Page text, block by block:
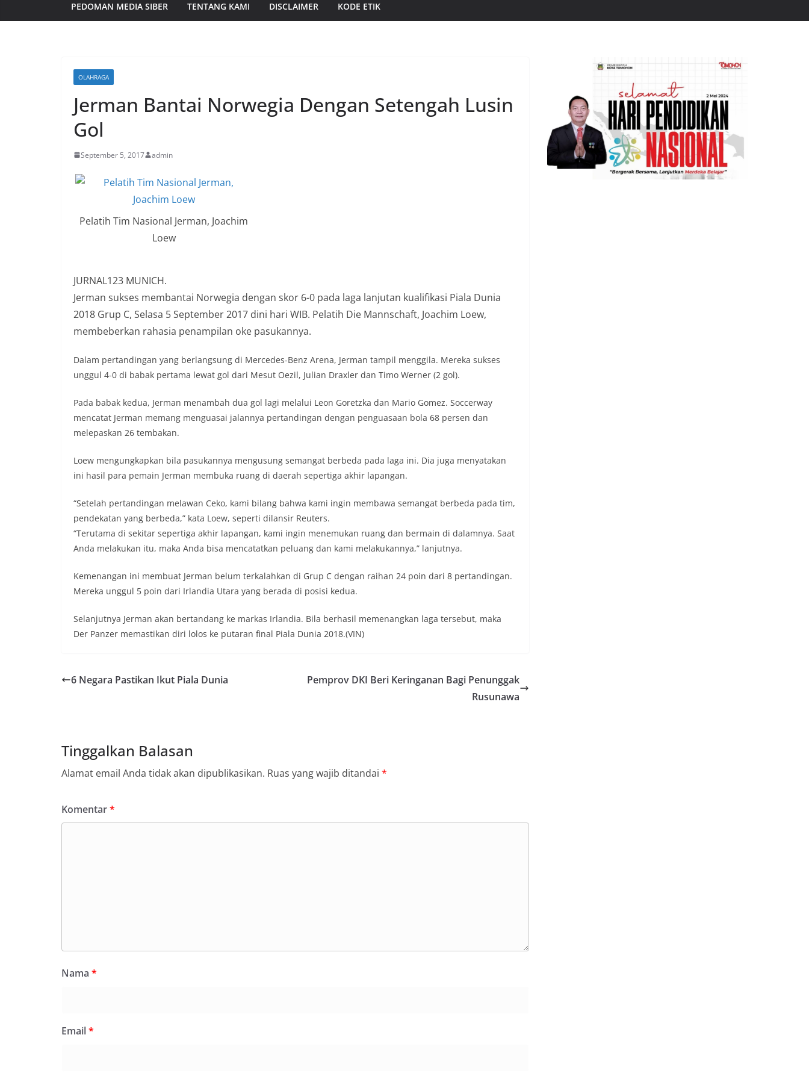
PEDOMAN MEDIA SIBER TENTANG KAMI DISCLAIMER KODE ETIK
OLAHRAGA
Jerman Bantai Norwegia Dengan Setengah Lusin
Gol
September 5, 2017 admin
Pelatih Tim Nasional Jerman, Joachim
Loew
JURNAL123 MUNICH.
Jerman sukses membantai Norwegia dengan skor 6-0 pada laga lanjutan kualifikasi Piala Dunia
2018 Grup C, Selasa 5 September 2017 dini hari WIB. Pelatih Die Mannschaft, Joachim Loew,
membeberkan rahasia penampilan oke pasukannya.
Dalam pertandingan yang berlangsung di Mercedes-Benz Arena, Jerman tampil menggila. Mereka sukses
unggul 4-0 di babak pertama lewat gol dari Mesut Oezil, Julian Draxler dan Timo Werner (2 gol).
Pada babak kedua, Jerman menambah dua gol lagi melalui Leon Goretzka dan Mario Gomez. Soccerway
mencatat Jerman memang menguasai jalannya pertandingan dengan penguasaan bola 68 persen dan
melepaskan 26 tembakan.
Loew mengungkapkan bila pasukannya mengusung semangat berbeda pada laga ini. Dia juga menyatakan
ini hasil para pemain Jerman membuka ruang di daerah sepertiga akhir lapangan.
“Setelah pertandingan melawan Ceko, kami bilang bahwa kami ingin membawa semangat berbeda pada tim,
pendekatan yang berbeda,” kata Loew, seperti dilansir Reuters.
“Terutama di sekitar sepertiga akhir lapangan, kami ingin menemukan ruang dan bermain di dalamnya. Saat
Anda melakukan itu, maka Anda bisa mencatatkan peluang dan kami melakukannya,” lanjutnya.
Kemenangan ini membuat Jerman belum terkalahkan di Grup C dengan raihan 24 poin dari 8 pertandingan.
Mereka unggul 5 poin dari Irlandia Utara yang berada di posisi kedua.
Selanjutnya Jerman akan bertandang ke markas Irlandia. Bila berhasil memenangkan laga tersebut, maka
Der Panzer memastikan diri lolos ke putaran final Piala Dunia 2018.(VIN)
6 Negara Pastikan Ikut Piala Dunia
Pemprov DKI Beri Keringanan Bagi Penunggak
Rusunawa
Tinggalkan Balasan
Alamat email Anda tidak akan dipublikasikan. Ruas yang wajib ditandai *
Komentar*
Nama *
Email*